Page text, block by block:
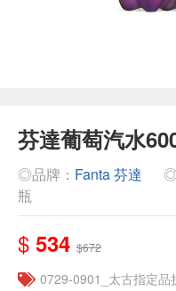
芬達葡萄汽水
◎品牌： Fanta 芬達
◎
瓶
$ 534 $672
0729-0901_太古指定品